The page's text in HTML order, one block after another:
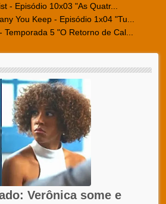
- Episódio 10x03 "As Quatr...
You Keep - Episódio 1x04 "Tu...
5 "O Retorno de Cal...
Verônica some e